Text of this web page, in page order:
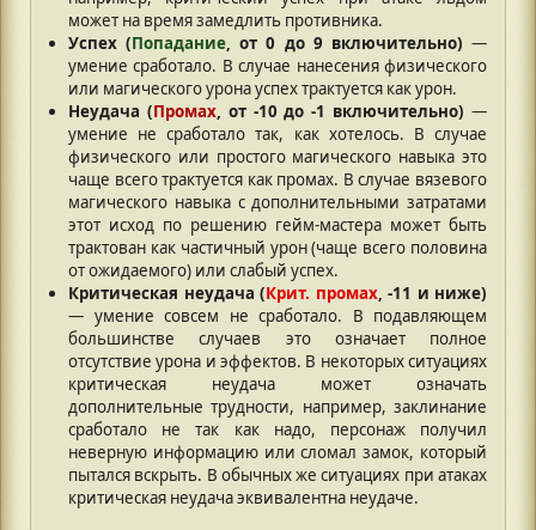
может на время замедлить противника.
Успех (Попадание, от 0 до 9 включительно) —
умение сработало. В случае нанесения физического
или магического урона успех трактуется как урон.
Неудача (Промах, от -10 до -1 включительно) —
умение не сработало так, как хотелось. В случае
физического или простого магического навыка это
чаще всего трактуется как промах. В случае вязевого
магического навыка с дополнительными затратами
этот исход по решению гейм-мастера может быть
трактован как частичный урон (чаще всего половина
от ожидаемого) или слабый успех.
Критическая неудача (Крит. промах, -11 и ниже)
— умение совсем не сработало. В подавляющем
большинстве случаев это означает полное
отсутствие урона и эффектов. В некоторых ситуациях
критическая неудача может означать
дополнительные трудности, например, заклинание
сработало не так как надо, персонаж получил
неверную информацию или сломал замок, который
пытался вскрыть. В обычных же ситуациях при атаках
критическая неудача эквивалентна неудаче.